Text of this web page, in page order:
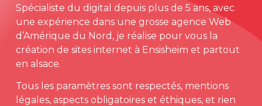
Spécialiste du digital depuis plus de 5 ans, avec
une expérience dans une grosse agence Web
d’Amérique du Nord, je réalise pour vous la
création de sites internet à Ensisheimet partout
en alsace.
Tous les paramètres sont respectés, mentions
légales, aspects obligatoires et éthiques, et rien